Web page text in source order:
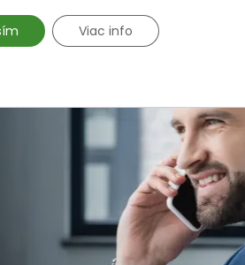
Viac info